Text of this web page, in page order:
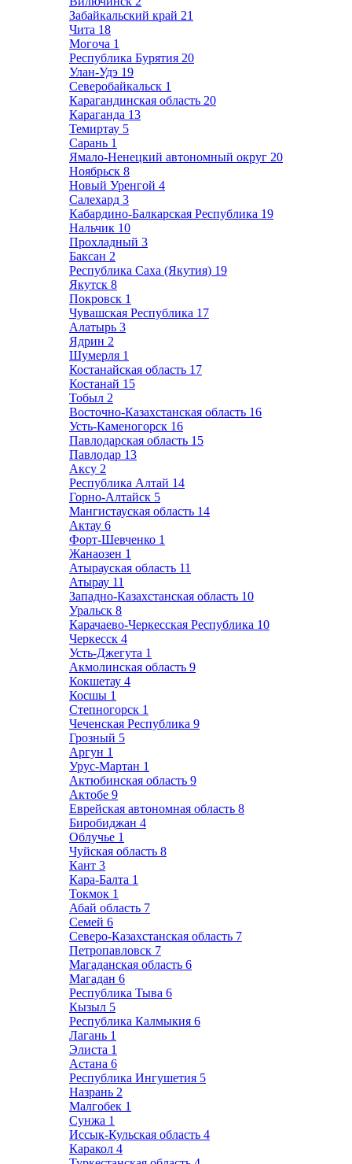
Забайкальский край 21
Чита 18
Могоча 1
Республика Бурятия 20
Улан-Удэ 19
Северобайкальск 1
Карагандинская область 20
Караганда 13
Темиртау 5
Сарань 1
Ямало-Ненецкий автономный округ 20
Ноябрьск 8
Новый Уренгой 4
Салехард 3
Кабардино-Балкарская Республика 19
Нальчик 10
Прохладный 3
Баксан 2
Республика Саха (Якутия) 19
Якутск 8
Покровск 1
Чувашская Республика 17
Алатырь 3
Ядрин 2
Шумерля 1
Костанайская область 17
Костанай 15
Тобыл 2
Восточно-Казахстанская область 16
Усть-Каменогорск 16
Павлодарская область 15
Павлодар 13
Аксу 2
Республика Алтай 14
Горно-Алтайск 5
Мангистауская область 14
Актау 6
Форт-Шевченко 1
Жанаозен 1
Атырауская область 11
Атырау 11
Западно-Казахстанская область 10
Уральск 8
Карачаево-Черкесская Республика 10
Черкесск 4
Усть-Джегута 1
Акмолинская область 9
Кокшетау 4
Косшы 1
Степногорск 1
Чеченская Республика 9
Грозный 5
Аргун 1
Урус-Мартан 1
Актюбинская область 9
Актобе 9
Еврейская автономная область 8
Биробиджан 4
Облучье 1
Чуйская область 8
Кант 3
Кара-Балта 1
Токмок 1
Абай область 7
Семей 6
Северо-Казахстанская область 7
Петропавловск 7
Магаданская область 6
Магадан 6
Республика Тыва 6
Кызыл 5
Республика Калмыкия 6
Лагань 1
Элиста 1
Астана 6
Республика Ингушетия 5
Назрань 2
Малгобек 1
Сунжа 1
Иссык-Кульская область 4
Каракол 4